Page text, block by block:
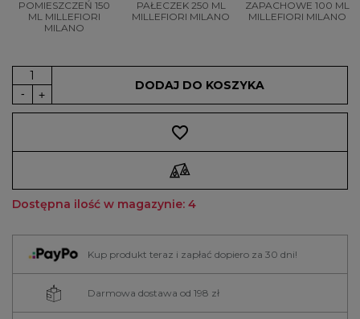
POMIESZCZEŃ 150
ML MILLEFIORI
MILANO
PAŁECZEK 250 ML
MILLEFIORI MILANO
ZAPACHOWE 100 ML
MILLEFIORI MILANO
DODAJ DO KOSZYKA
favorite_border
Dostępna ilość w magazynie: 4
Kup produkt teraz i zapłać dopiero za 30 dni!
Darmowa dostawa od 198 zł